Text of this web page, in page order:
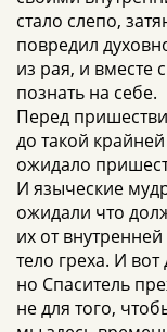
стало слепо,
повредил
из рая, и вместе
познать на себе.
Перед
до такой
ожидало
И языческие
ожидали что
их от
тело греха. И
но Спаситель
не для того,